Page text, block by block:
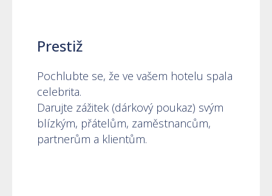
Prestiž
Pochlubte se, že ve vašem hotelu spala
celebrita.
Darujte zážitek (dárkový poukaz) svým
blízkým, přátelům, zaměstnancům,
partnerům a klientům.